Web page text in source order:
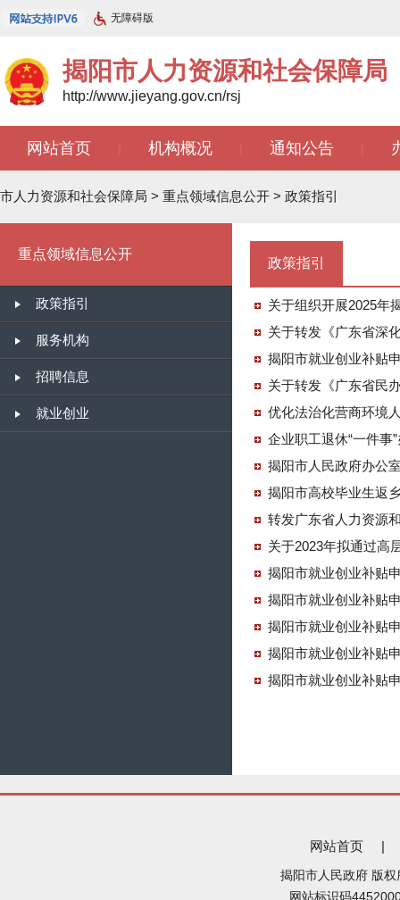
无障碍版
揭阳市人力资源和社会保障局
http://www.jieyang.gov.cn/rsj
网站首页 机构概况 通知公告
市人力资源和社会保障局 > 重点领域信息公开 > 政策指引
重点领域信息公开
政策指引
服务机构
招聘信息
就业创业
政策指引
关于组织开展2025年
关于转发《广东省深
揭阳市就业创业补贴
关于转发《广东省民
优化法治化营商环境
企业职工退休“一件事
揭阳市高校毕业生返
转发广东省人力资源
关于2023年拟通过高
揭阳市就业创业补贴
揭阳市就业创业补贴
揭阳市就业创业补贴
揭阳市就业创业补贴
揭阳市就业创业补贴
网站首页 |
揭阳市人民政府 版
网站标识码